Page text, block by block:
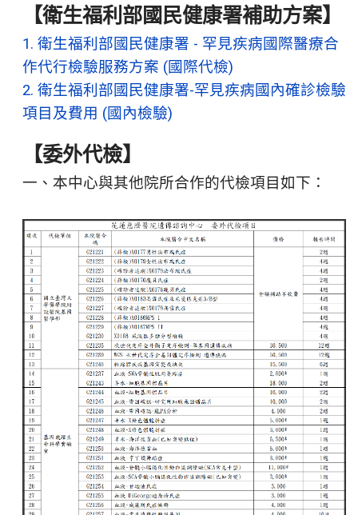
【衛生福利部國民健康署補助方案】
1. 衛生福利部國民健康署 - 罕見疾病國際醫療合
作代行檢驗服務方案 (國際代檢)
2. 衛生福利部國民健康署-罕見疾病國內確診檢驗
項目及費用 (國內檢驗)
【委外代檢】
一、本中心與其他院所合作的代檢項目如下：